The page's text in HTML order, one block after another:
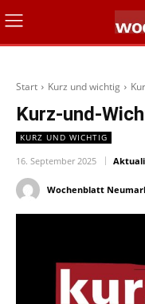
Start Kurz und wichtig
Kurz-und-
KURZ UND WICHTIG
16. September 2025
Wochenblatt